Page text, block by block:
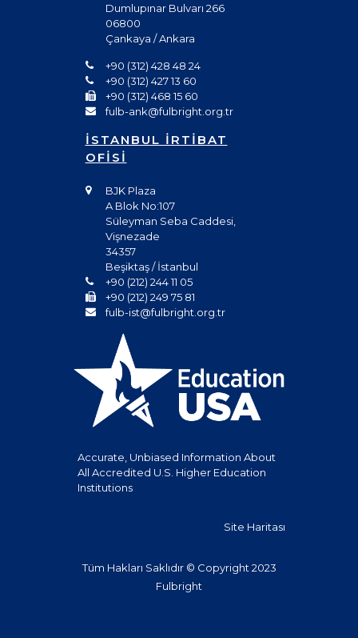
Dumlupınar Bulvarı 266
06800
Çankaya / Ankara
+90 (312) 428 48 24
+90 (312) 427 13 60
+90 (312) 468 15 60
fulb-ank@fulbright.org.tr
İSTANBUL İRTİBAT
OFİSİ
BJK Plaza
A Blok No:107
Süleyman Seba Caddesi,
Vişnezade
34357
Beşiktaş / İstanbul
+90 (212) 244 11 05
+90 (212) 249 75 81
fulb-ist@fulbright.org.tr
Accurate, Unbiased Information About
All Accredited U.S. Higher Education
Institutions
Site Haritası
Tüm Hakları Saklıdır © Copyright 2023
Fulbright